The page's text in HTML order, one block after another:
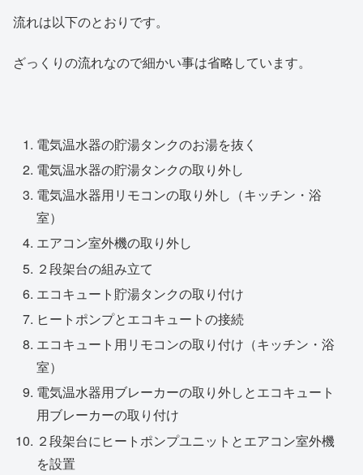
流れは以下のとおりです。
ざっくりの流れなので細かい事は省略しています。
電気温水器の貯湯タンクのお湯を抜く
電気温水器の貯湯タンクの取り外し
電気温水器用リモコンの取り外し（キッチン・浴
室）
エアコン室外機の取り外し
２段架台の組み立て
エコキュート貯湯タンクの取り付け
ヒートポンプとエコキュートの接続
エコキュート用リモコンの取り付け（キッチン・浴
室）
電気温水器用ブレーカーの取り外しとエコキュート
用ブレーカーの取り付け
２段架台にヒートポンプユニットとエアコン室外機
を設置